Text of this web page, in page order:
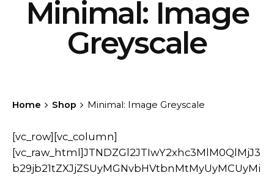
Minimal: Image
Greyscale
Home Shop Minimal: Image Greyscale
[vc_row][vc_column][vc_raw_html]JTNDZGl2JTIwY2xhc3MlM0QlMjJ3b29jb21tZXJjZSUyMGNvbHVtbnMtMyUyMCUyMiUzRSUwQSUyMCUyMCUyMCUyMCUzQ2RpdiUzRSUwQSUyMCUyMCUyMCUyMCUyMCUyMCUyMCUyMCUzQ3VsJTIwY2xhc3MlM0QlMjJwcm9kdWN0cyUyMHdvby1wcm9kdWN0cyUyMHZjX3JvdyUyMHdvby1wcm9kdWN0cy1zbGlkZXIlMjAtdW5saXN0JTIwbWFzb25yeSUyMiUyMGRhdGEtc2hvcC1tYXNvbnJ5JTNEJTIydHJ1ZSUyMiUyMGRhdGEtbGF6eS1jb250YWluZXIlM0QlMjJwcm9kdWN0cyUyMiUyMHN0eWxlJTNEJTIycG9zaXRpb24lM0ElMjByZWxhdGl2ZSUzQiUyMGhlaWdodCUzQSUyMDEwNjIuMzZweCUzQiUyMiUzRSUwQSUyMCUyMCUyMCUyMCUyMCUyMCUyMCUyMCUyMCUyMCUyMCUyMCUzQ2xpJTIwY2xhc3MlM0QlMjJwcm9kdWN0JTIwdHlwZS1wcm9kdWN0JTIwcG9zdC0yMDQ3NiUyMHN0YXR1cy1wdWJsaXNoJTIwZmlyc3QlMjBpbnN0b2NrJTIwcHJvZHVjdF9jYXQtY2hhaXJzJTIwcHJvZHVjdF9jYXQtZXZlcnlkYXktZXNzZW50aWFscyUyMHByb2R1Y3RfdGFnLWNyZWF0aXZlJTIwcHJvZHVjdF90YWctc2hvcCUyMHByb2R1Y3RfdGFnLXdvcmRwcmVzcyUyMGhhcy1wb3N0LXRodW1ibmFpbCUyMHNhbGUlMjBzaGlwcGluZy10YXhhYmxlJTIwcHVyY2hhc2FibGUlMjBwcm9kdWN0LXR5cGUtdmFyaWFibGUlMjBoYXMtZGVmYXVsdC1hdHRyaWJ1dGVzJTIwbWFzb25yeS1icmljayUyMiUyMGRhdGEtcHJvZHVjdC1pdGVtJTNEJTIydHJ1ZSUyMiUyMGRhdGEtbGF6eS1pdGVtJTNEJTIyJTIyJTIwZGF0YS1sYXp5LXNjb3BlJTNEJTIycHJvZHVjdHMlMjIlM0UlMEElMjAlMjAlMjAlMjAlMjAlMjAlMjAlMjAlMjAlMjAlMjAlMjAlMjAlMjAlMjAlMjAlM0NkaXYlMjBjbGFzcyUzRCUyMnByb2R1Y3QtaXRlbSUyMHByb2R1Y3QtaXRlbS1ncmlkJTIwY2FyZCUyMC10eXBlMiUyMC1pbWctZ3JleXNjYWxlJTIwLWxlZnQlMjIlM0UlMEElMjAlMjAlMjAlMjAlMjAlMjAlMjAlMjAlMjAlMjAlMjAlMjAlMjAlMjAlMjAlMjAlMjAlMjAlMjAlMjAlM0NkaXYlMjBjbGFzcyUzRCUyMnByb2R1Y3QtaXRlbS10aHVtYm5haWwlMjIlM0UlMEElMjAlMjAlMjAlMjAlMjAlMjAlMjAlMjAlMjAlMjAlMjAlMjAlMjAlMjAlMjAlMjAlMjAlMjAlMjAlMjAlMjAlMjAlMjAlMjAlM0NidXR0b24lMjBjbGFzcyUzRCUyMmljb24tYnV0dG9uJTIwYnV0dG9uLXF1aWNrdmlldyUyMC1mYWRlLWRvd24lMjAtdG9wJTIwLXJlc2V0LWNvbG9yJTIyJTIwZGF0YS1wcm9kdWN0LWlkJTNEJTIyMjA0NzYlMjIlM0UlMEElMjAlMjAlMjAlMjAlMjAlMjAlMjAlMjAlMjAlMjAlMjAlMjAlMjAlMjAlMjAlMjAlMjAlMjAlMjAlMjAlMjAlMjAlMjAlMjAlMjAlMjAlMjAlMjAlM0NpJTIwY2xhc3MlM0QlMjJpY29uJTIyJTNFJTBBJTIwJTIwJTIwJTIwJTIwJTIwJTIwJTIwJTIwJTIwJTIwJTIwJTIwJTIwJTIwJTIwJTIwJTIwJTIwJTIwJTIwJTIwJTIwJTIwJTIwJTIwJTIwJTIwJTIwJTIwJTIwJTIwJTNDc3ZnJTIwY2xhc3MlM0QlMjJkZWZhdWx0JTIyJTIwd2lkdGglM0QlMjIxOCUyMiUyMGhlaWdodCUzRCUyMjE4JTIyJTIwdmlld0JveCUzRCUyMjAlMjAwJTIwMTglMjAxOCUyMiUyMGZpbGwlM0QlMjJub25lJTIyJTIweG1sbnMlM0QlMjJodHRwJTNBJTJGJTJGd3d3LnczLm9yZyUyRjIwMDAlMkZzdmclMjIlM0UlMEElMjAlMjAlMjAlMjAlMjAlMjAlMjAlMjAlMjAlMjAlMjAlMjAlMjAlMjAlMjAlMjAlMjAlMjAlMjAlMjAlMjAlMjAlMjAlMjAlMjAlMjAlMjAlMjAlMjAlMjAlMjAlMjAlMjAlMjAlMjAlMjAlM0NwYXRoJTIwZCUzRCUyMk0wJTIwMlY2SDJWMkg2VjBIMkMwLjklMjAwJTIwMCUyMDAuOSUyMDAlMjAyWk0yJTIwMTJIMFYxNkMwJTIwMTcuMSUyMDAuOSUyMDE4JTIwMiUyMDE4SDZWMTZIMlYxMlpNMTYlMjAxNkgxMlYxOEgxNkMxNy4xJTIwMTglMjAxOCUyMDE3LjElMjAxOCUyMDE2VjEySDE2VjE2Wk0xNiUyMDBIMTJWMkgxNlY2SDE4VjJDMTglMjAwLjklMjAxNy4xJTIwMCUyMDE2JTIwMFolMjIlM0UlM0MlMkZwYXRoJTNFJTBBJTIwJTIwJTIwJTIwJTIwJTIwJTIwJTIwJTIwJTIwJTIwJTIwJTIwJTIwJTIwJTIwJTIwJTIwJTIwJTIwJTIwJTIwJTIwJTIwJTIwJTIwJTIwJTIwJTIwJTIwJTIwJTIwJTNDJTJGc3ZnJTNFJTBBJTIwJTIwJTIwJTIwJTIwJTIwJTIwJTIwJTIwJTIwJTIwJTIwJTIwJTIwJTIwJTIwJTIwJTIwJTIwJTIwJTIwJTIwJTIwJTIwJTIwJTIwJTIwJTIwJTNDJTJGaSUzRSUwQSUyMCUyMCUyMCUyMCUyMCUyMCUyMCUyMCUyMCUyMCUyMCUyMCUyMCUyMCUyMCUyMCUyMCUyMCUyMCUyMCUyMCUyMCUyMCUyMCUzQyUyRmJ1dHRvbiUzRSUwQSUyMCUyMCUyMCUyMCUyMCUyMCUyMCUyMCUyMCUyMCUyMCUyMCUyMCUyMCUyMCUyMCUyMCUyMCUyMCUyMCUyMCUyMCUyMCUyMCUzQ2RpdiUyMGNsYXNzJTNEJTIyYnV0dG9uLWZhdm9yaXRlcyUyMC1mYWRlLWRvd24lMjIlM0UlMEElMjAlMjAlMjAlMjAlMjAlMjAlMjAlMjAlMjAlMjAlMjAlMjAlMjAlMjAlMjAlMjAlMjAlMjAlMjAlMjAlMjAlMjAlMjAlMjAlMjAlMjAlMjAlMjAlM0NkaXYlMjBjbGFzcyUzRCUyMnlpdGgtd2N3bC1hZGQtdG8td2lzaGxpc3QlMjBhZGQtdG8td2lzaGxpc3QtMzIxJTIwd2lzaGxpc3QtZnJhZ21lbnQlMjBvbi1maXJzdC1sb2FkJTIyJTIwZGF0YS1mcmFnbWVudC1yZWYlM0QlMjIzMjElMjIlMjBkYXRhLWZyYWdtZW50LW9wdGlvbnMlM0QlMjIlMjIlM0UlM0MlMkZkaXYlM0UlMEElMjAlMjAlMjAlMjAlMjAlMjAlMjAlMjAlMjAlMjAlMjAlMjAlMjAlMjAlMjAlMjAlMjAlMjAlMjAlMjAlMjAlMjAlMjAlMjAlMjAlMjAlMjAlMjAlM0NhJTIwaHJlZiUzRCUyMiUyRiUzRmFkZF90b193aXNobGlzdCUzRDMyMSUyMiUyMGRhdGEtcHJvZHVjdC1pZCUzRCUyMjMyMSUyMiUyMGFyaWEtbGFiZWwlM0QlMjJmYXZvcml0ZXMlMjIlMjBjbGFzcyUzRCUyMmljb24tYnV0dG9uJTIwYWRkX3RvX3dpc2hsaXN0JTIwc2luZ2xlX2FkZF90b193aXNobGlzdCUyMGJ0bi13aXNobGlzdCUyMiUzRSUwQSUyMCUyMCUyMCUyMCUyMCUyMCUyMCUyMCUyMCUyMCUyMCUyMCUyMCUyMCUyMCUyMCUyMCUyMCUyMCUyMCUyMCUyMCUyMCUyMCUyMCUyMCUyMCUyMCUyMCUyMCUyMCUyMCUzQ2klMjBjbGFzcyUzRCUyMmljb24lMjIlM0UlMEElMjAlMjAlMjAlMjAlMjAlMjAlMjAlMjAlMjAlMjAlMjAlMjAlMjAlMjAlMjAlMjAlMjAlMjAlMjAlMjAlMjAlMjAlMjAlMjAlMjAlMjAlMjAlMjAlMjAlMjAlMjAlMjAlMjAlMjAlMjAlMjAlM0NzdmclMjBjbGFzcyUzRCUyMmRlZmF1bHQlMjIlMjB3aWR0aCUzRCUyMjIwJTIyJTIwaGVpZ2h0JTNEJTIyMTglMjIlMjB2aWV3Qm94JTNEJTIyMCUyMDAlMjAyMCUyMDE4JTIyJTIwZmlsbCUzRCUyMm5vbmUlMjIlMjB4bWxucyUzRCUyMmh0dHAlM0ElMkYlMkZ3d3cudzMub3JnJTJGMjAwMCUyRnN2ZyUyMiUzRSUwQSUyMCUyMCUyMCUyMCUyMCUyMCUyMCUyMCUyMCUyMCUyMCUyMCUyMCUyMCUyMCUyMCUyMCUyMCUyMCUyMCUyMCUyMCUyMCUyMCUyMCUyMCUyMCUyMCUyMCUyMCUyMCUyMCUyMCUyMCUyMCUyMCUyMCUyMCUyMCUyMCUzQ3BhdGglMjBkJTNEJTIyTTE0LjUlMjAwQzEyLjc2JTIwMCUyMDExLjA5JTIwMC43OTQ1NTElMjAxMCUyMDIuMDUwMTRDOC45MSUyMDAuNzk0NTUxJTIwNy4yNCUyMDAlMjA1LjUlMjAwQzIuNDIlMjAwJTIwMCUyMDIuMzczODQlMjAwJTIwNS4zOTUxQzAlMjA5LjEwMyUyMDMuNCUyMDEyLjEyNDMlMjA4LjU1JTIwMTYuNzE1TDEwJTIwMThMMTEuNDUlMjAxNi43MDUyQzE2LjYlMjAxMi4xMjQzJTIwMjAlMjA5LjEwMyUyMDIwJTIwNS4zOTUxQzIwJTIwMi4zNzM4NCUyMDE3LjU4JTIwMCUyMDE0LjUlMjAwWk0xMC4xJTIwMTUuMjUzNEwxMCUyMDE1LjM1MTVMOS45JTIwMTUuMjUzNEM1LjE0JTIwMTEuMDI1NiUyMDIlMjA4LjIyOTk3JTIwMiUyMDUuMzk1MUMyJTIwMy40MzMyNCUyMDMuNSUyMDEuOTYxODUlMjA1LjUlMjAxLjk2MTg1QzcuMDQlMjAxLjk2MTg1JTIwOC41NCUyMDIuOTMyOTclMjA5LjA3JTIwNC4yNzY4NEgxMC45NEMxMS40NiUyMDIuOTMyOTclMjAxMi45NiUyMDEuOTYxODUlMjAxNC41JTIwMS45NjE4NUMxNi41JTIwMS45NjE4NSUyMDE4JTIwMy40MzMyNCUyMDE4JTIwNS4zOTUxQzE4JTIwOC4yMjk5NyUyMDE0Ljg2JTIwMTEuMDI1NiUyMDEwLjElMjAxNS4yNTM0WiUyMiUzRSUzQyUyRnBhdGglM0UlMEElMjAlMjAlMjAlMjAlMjAlMjAlMjAlMjAlMjAlMjAlMjAlMjAlMjAlMjAlMjAlMjAlMjAlMjAlMjAlMjAlMjAlMjAlMjAlMjAlMjAlMjAlMjAlMjAlMjAlMjAlMjAlMjAlMjAlMjAlMjAlMjAlM0MlMkZzdmclM0UlMEElMjAlMjAlMjAlMjAlMjAlMjAlMjAlMjAlMjAlMjAlMjAlMjAlMjAlMjAlMjAlMjAlMjAlMjAlMjAlMjAlMjAlMjAlMjAlMjAlMjAlMjAlMjAlMjAlMjAlMjAlMjAlMjAlMjAlMjAlMjAlMjAlM0NzdmclMjBjbGFzcyUzRCUyMi1oaWRkZW4lMjIlMjB3aWR0aCUzRCUyMjIwJTIyJTIwaGVpZ2h0JTNEJTIyMTglMjIlMjB2aWV3Qm94JTNEJTIyMCUyMDAlMjAyMCUyMDE4JTIyJTIwZmlsbCUzRCUyMm5vbmUlMjIlMjB4bWxucyUzRCUyMmh0dHAlM0ElMkYlMkZ3d3cudzMub3JnJTJGMjAwMCUyRnN2ZyUyMiUzRSUwQSUyMCUyMCUyMCUyMCUyMCUyMCUyMCUyMCUyMCUyMCUyMCUyMCUyMCUyMCUyMCUyMCUyMCUyMCUyMCUyMCUyMCUyMCUyMCUyMCUyMCUyMCUyMCUyMCUyMCUyMCUyMCUyMCUyMCUyMCUyMCUyMCUyMCUyMCUyMCUyMCUzQ3BhdGglMjBkJTNEJTIyTTE0LjUlMjAwQzEyLjc2JTIwMCUyMDExLjA5JTIwMC43OTQ1NTElMjAxMCUyMDIuMDUwMTRDOC45MSUyMDAuNzk0NTUxJTIwNy4yNCUyMDAlMjA1LjUlMjAwQzIuNDIlMjAwJTIwMCUyMDIuMzczODQlMjAwJTIwNS4zOTUxQzAlMjA5LjEwMyUyMDMuNCUyMDEyLjEyNDMlMjA4LjU1JTIwMTYuNzE1TDEwJTIwMThMMTEuNDUlMjAxNi43MDUyQzE2LjYlMjAxMi4xMjQzJTIwMjAlMjA5LjEwMyUyMDIwJTIwNS4zOTUxQzIwJTIwMi4zNzM4NCUyMDE3LjU4JTIwMCUyMDE0LjUlMjAwWiUyMiUzRSUzQyUyRnBhdGglM0UlMEElMjAlMjAlMjAlMjAlMjAlMjAlMjAlMjAlMjAlMjAlMjAlMjAlMjAlMjAlMjAlMjAlMjAlMjAlMjAlMjAlMjAlMjAlMjAlMjAlMjAlMjAlMjAlMjAlMjAlMjAlMjAlMjAlMjAlMjAlMjAlMjAlM0MlMkZzdmclM0UlMEElMjAlMjAlMjAlMjAlMjAlMjAlMjAlMjAlMjAlMjAlMjAlMjAlMjAlMjAlMjAlMjAlMjAlMjAlMjAlMjAlMjAlMjAlMjAlMjAlMjAlMjAlMjAlMjAlMjAlMjAlMjAlMjAlM0MlMkZpJTNFJTBBJTIwJTIwJTIwJTIwJTIwJTIwJTIwJTIwJTIwJTIwJTIwJTIwJTIwJTIwJTIwJTIwJTIwJTIwJTIwJTIwJTIwJTIwJTIwJTIwJTIwJTIwJTIwJTIwJTNDJTJGYSUzRSUwQSUyMCUyMCUyMCUyMCUyMCUyMCUyMCUyMCUyMCUyMCUyMCUyMCUyMCUyMCUyMCUyMCUyMCUyMCUyMCUyMCUyMCUyMCUyMCUyMCUzQyUyRmRpdiUzRSUwQSUyMCUyMCUyMCUyMCUyMCUyMCUyMCUyMCUyMCUyMCUyMCUyMCUyMCUyMCUyMCUyMCUyMCUyMCUyMCUyMCUyMCUyMCUyMCUyMCUzQ3NwYW4lMjBjbGFzcyUzRCUyMnRhZyUyMHRhZy1zYWxlJTIyJTNFU2FsZSUzQyUyRnNwYW4lM0UlMEElMjAlMjAlMjAlMjAlMjAlMjAlMjAlMjAlMjAlMjAlMjAlMjAlMjAlMjAlMjAlMjAlMjAlMjAlMjAlMjAlMjAlMjAlMjAlMjAlM0NkaXYlMjBjbGFzcyUzRCUyMnNsaWRlciUyMC13b28tc2xpZGVyJTIyJTIwZGF0YS1jdXJzb3ItY2xhc3MlM0QlMjJjdXJzb3ItbGluayUyMGRhcmstY29sb3IlMjIlMjBkYXRhLXRpbHQlM0QlMjJ0cnVlJTIyJTIwZGF0YS10aWx0LXBlcnNwZWN0aXZlJTNEJTIyNjAwMCUyMiUzRSUwQSUyMCUyMCUyMCUyMCUyMCUyMCUyMCUyMCUyMCUyMCUyMCUyMCUyMCUyMCUyMCUyMCUyMCUyMCUyMCUyMCUyMCUyMCUyMCUyMCUyMCUyMCUyMCUyMCUzQ2ElMjBjbGFzcyUzRCUyMmltYWdlLWhvbGRlciUyMiUyMGhyZWYlM0QlMjJodHRwcyUzQSUyRiUyRm9oaW8uY2xidGhlbWVzLmNvbSUyRnByb2R1Y3QlMkZnb3N0YS1zaGFwZS1hcm1jaGFpciUyRiUyMiUzRSUwQSUyMCUyMCUyMCUyMCUyMCUyMCUyMCUyMCUyMCUyMCUyMCUyMCUyMCUyMCUyMCUyMCUyMCUyMCUyMCUyMCUyMCUyMCUyMCUyMCUyMCUyMCUyMCUyMCUyMCUyMCUyMCUyMCUzQ2ltZyUyMHdpZHRoJTNEJTIyNjAwJTIyJTIwaGVpZ2h0JTNEJTIyNjAwJTIyJTIwc3JjJTNEJTIyaHR0cHMlM0ElMkYlMkZjb2xhYnJpby5hbXMzLmNkbi5kaWdpdGFsb2NlYW5zcGFjZXMuY29tJTJGc3RhZ2UuY2xidGhlbWVzLmNvbSUyRlByb2R1Y3RJbWFnZV9fMDUyLTYwMHg2MDAuanBnJTIyJTIwY2xhc3MlM0QlMjJhdHRhY2htZW50LXdvb2NvbW1lcmNlX3RodW1ibmFpbCUyMHNpemUtd29vY29tbWVyY2VfdGh1bWJuYWlsJTIyJTIwYWx0JTNEJTIyJTIyJTIwbG9hZGluZyUzRCUyMmxhenklMjIlMjBzcmNzZXQlM0QlMjJodHRwcyUzQSUyRiUyRmNvbGFicmlvLmFtczMuY2RuLmRpZ2l0YWxvY2VhbnNwYWNlcy5jb20lMkZzdGFnZS5jbGJ0aGVtZXMuY29tJTJGUHJvZHVjdEltYWdlX18wNTItNjAweDYwMC5qcGclMjA2MDB3JTJDJTIwaHR0cHMlM0ElMkYlMkZjb2xhYnJpby5hbXMzLmNkbi5kaWdpdGFsb2NlYW5zcGFjZXMuY29tJTJGc3RhZ2UuY2xidGhlbWVzLmNvbSUyRlByb2R1Y3RJbWFnZV9fMDUyLTEwMHgxMDAuanBnJTIwMTAwdyUyQyUyMGh0dHBzJTNBJTJGJTJGY29sYWJyaW8uYW1zMy5jZG4uZGlnaXRhbG9jZWFuc3BhY2VzLmNvbSUyRnN0YWdlLmNsYnRoZW1lcy5jb20lMkZQcm9kdWN0SW1hZ2VfXzA1Mi05MDB4OTAwLmpwZyUyMDkwMHclMkMlMjBodHRwcyUzQSUyRiUyRmNvbGFicmlvLmFtczMuY2RuLmRpZ2l0YWxvY2VhbnNwYWNlcy5jb20lMkZzdGFnZS5jbGJ0aGVtZXMuY29tJTJGUHJvZHVjdEltYWdlX18wNTItMzAweDMwMC5qcGclMjAzMDB3JTJDJTIwaHR0cHMlM0ElMkYlMkZjb2xhYnJpby5hbXMzLmNkbi5kaWdpdGFsb2NlYW5zcGFjZXMuY29tJTJGc3RhZ2UuY2xidGhlbWVzLmNvbSUyRlByb2R1Y3RJbWFnZV9fMDUyLTEwMjR4MTAyNC5qcGclMjAxMDI0dyUyQyUyMGh0dHBzJTNBJTJGJTJGY29sYWJyaW8uYW1zMy5jZG4uZGlnaXRhbG9jZWFuc3BhY2VzLmNvbSUyRnN0YWdlLmNsYnRoZW1lcy5jb20lMkZQcm9kdWN0SW1hZ2VfXzA1Mi0xNTB4MTUwLmpwZyUyMDE1MHclMkMlMjBodHRwcyUzQSUyRiUyRmNvbGFicmlvLmFtczMuY2RuLmRpZ2l0YWxvY2VhbnNwYWNlcy5jb20lMkZzdGFnZS5jbGJ0aGVtZXMuY29tJTJGUHJvZHVjdEltYWdlX18wNTItNzY4eDc2OC5qcGclMjA3Njh3JTJDJTIwaHR0cHMlM0ElMkYlMkZjb2xhYnJpby5hbXMzLmNkbi5kaWdpdGFsb2NlYW5zcGFjZXMuY29tJTJGc3RhZ2UuY2xidGhlbWVzLmNvbSUyRlByb2R1Y3RJbWFnZV9fMDUyLTIwMHgyMDAuanBnJTIwMjAwdyUyQyUyMGh0dHBzJTNBJTJGJTJGY29sYWJyaW8uYW1zMy5jZG4uZGlnaXRhbG9jZWFuc3BhY2VzLmNvbSUyRnN0YWdlLmNsYnRoZW1lcy5jb20lMkZQc